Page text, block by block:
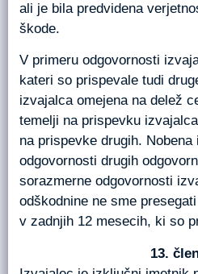
ali je bila predvidena
škode.
V primeru odgovornosti
kateri so prispevale tudi
izvajalca omejena na delež
temelji na prispevku
na prispevke drugih.
odgovornosti drugih
sorazmerne odgovornosti
odškodnine ne sme
v zadnjih 12 mesecih, ki so